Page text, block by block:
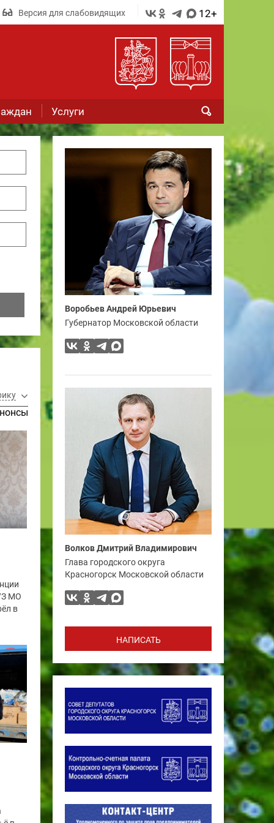
Версия для слабовидящих 12+
Услуги
МО
в
Воробьев Андрей Юрьевич
Губернатор Московской области
Волков Дмитрий Владимирович
Глава городского округа
Красногорск Московской области
НАПИСАТЬ